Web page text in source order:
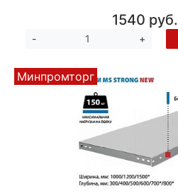
1540 руб.
- +
Минпромторг